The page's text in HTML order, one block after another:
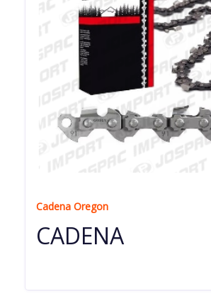
Cadena Oregon
CADENA